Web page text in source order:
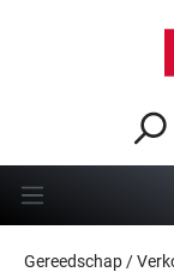
Gereedschap /